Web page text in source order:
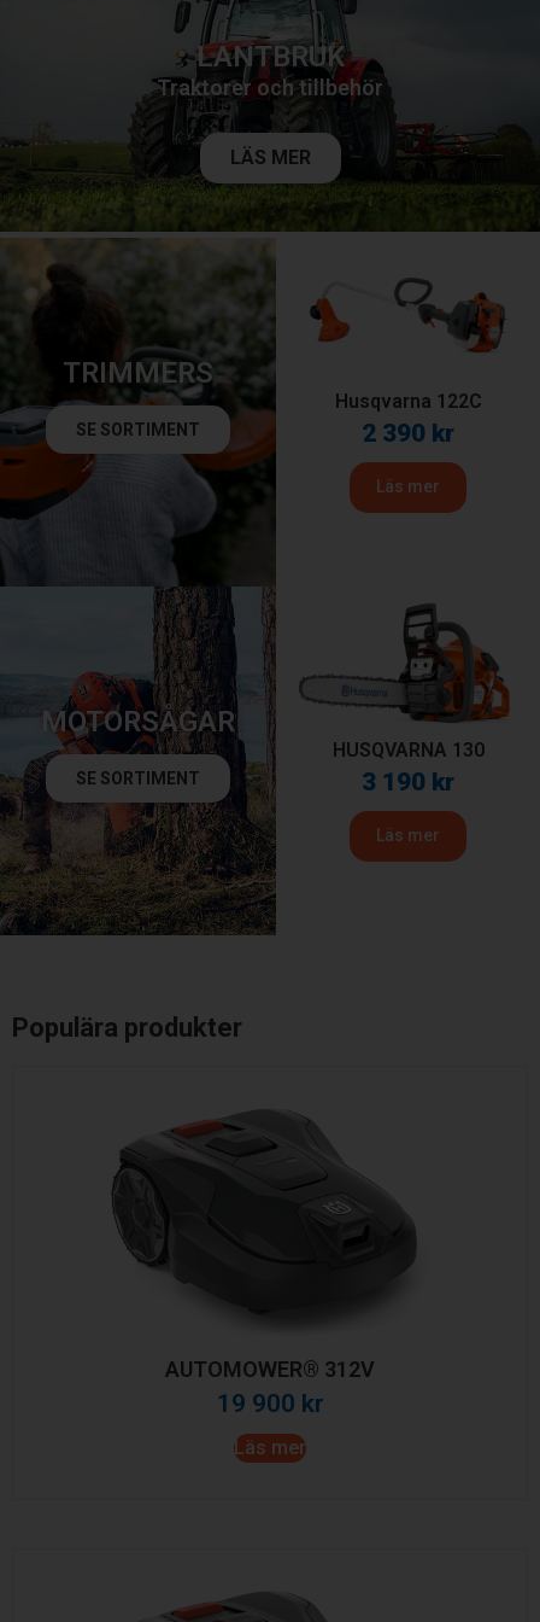
LANTBRUK
Traktorer och tillbehör
LÄS MER
TRIMMERS
SE SORTIMENT
Husqvarna 122C
2 390 kr
Läs mer
MOTORSÅGAR
SE SORTIMENT
HUSQVARNA 130
3 190 kr
Läs mer
Populära produkter
AUTOMOWER® 312V
19 900 kr
Läs mer